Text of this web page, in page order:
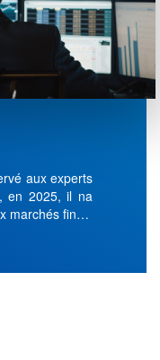
aux experts
en 2025, il na
marchés fin…